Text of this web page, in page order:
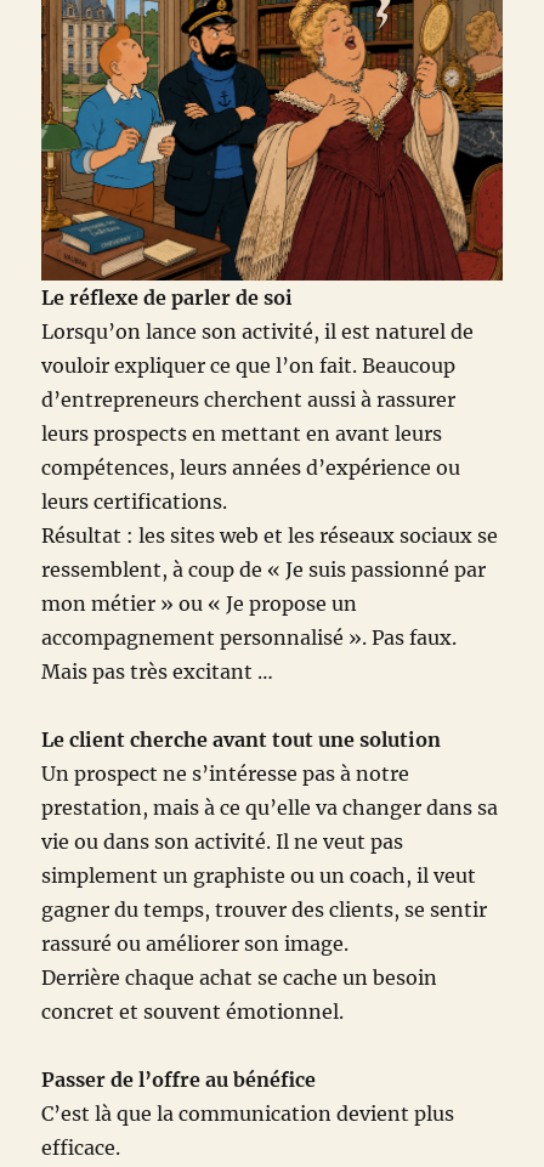
Le réflexe de parler de soi
Lorsqu’on lance son activité, il est naturel de
vouloir expliquer ce que l’on fait. Beaucoup
d’entrepreneurs cherchent aussi à rassurer
leurs prospects en mettant en avant leurs
compétences, leurs années d’expérience ou
leurs certifications.
Résultat : les sites web et les réseaux sociaux se
ressemblent, à coup de « Je suis passionné par
mon métier » ou « Je propose un
accompagnement personnalisé ». Pas faux.
Mais pas très excitant …
Le client cherche avant tout une solution
Un prospect ne s’intéresse pas à notre
prestation, mais à ce qu’elle va changer dans sa
vie ou dans son activité. Il ne veut pas
simplement un graphiste ou un coach, il veut
gagner du temps, trouver des clients, se sentir
rassuré ou améliorer son image.
Derrière chaque achat se cache un besoin
concret et souvent émotionnel.
Passer de l’offre au bénéfice
C’est là que la communication devient plus
efficace.